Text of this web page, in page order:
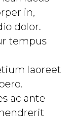
in,
dolor.
tempus
laoreet
ac ante